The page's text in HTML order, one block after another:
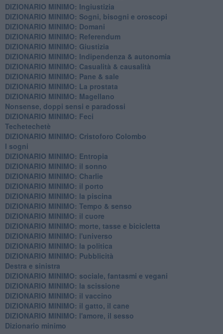
DIZIONARIO MINIMO: ​Ingiustizia
DIZIONARIO MINIMO: ​Sogni, bisogni e oroscopi
DIZIONARIO MINIMO: Domani
DIZIONARIO MINIMO: Referendum
DIZIONARIO MINIMO: Giustizia
DIZIONARIO MINIMO: ​Indipendenza & autonomia
DIZIONARIO MINIMO: ​Casualità & causalità
​DIZIONARIO MINIMO: Pane & sale
DIZIONARIO MINIMO: La prostata
​DIZIONARIO MINIMO: Magellano
Nonsense, doppi sensi e paradossi
DIZIONARIO MINIMO: Feci
Techetechetè
DIZIONARIO MINIMO: Cristoforo Colombo
I sogni
DIZIONARIO MINIMO: Entropia
DIZIONARIO MINIMO: il sonno
DIZIONARIO MINIMO: Charlie
DIZIONARIO MINIMO: il porto
DIZIONARIO MINIMO: la piscina
DIZIONARIO MINIMO: Tempo & senso
DIZIONARIO MINIMO: il cuore
DIZIONARIO MINIMO: morte, tasse e bicicletta
DIZIONARIO MINIMO: l'universo
DIZIONARIO MINIMO: la politica
DIZIONARIO MINIMO: Pubblicità
Destra e sinistra
DIZIONARIO MINIMO: sociale, fantasmi e vegani
DIZIONARIO MINIMO: la scissione
DIZIONARIO MINIMO: il vaccino
DIZIONARIO MINIMO: il gatto, il cane
DIZIONARIO MINIMO: l'amore, il sesso
Dizionario minimo